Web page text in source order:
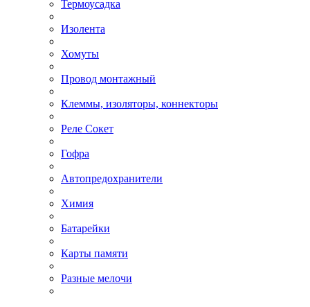
Термоусадка
Изолента
Хомуты
Провод монтажный
Клеммы, изоляторы, коннекторы
Реле Сокет
Гофра
Автопредохранители
Химия
Батарейки
Карты памяти
Разные мелочи